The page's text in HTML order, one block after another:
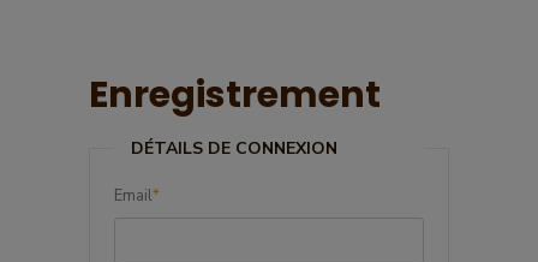
Enregistrement
DÉTAILS DE CONNEXION
Email*